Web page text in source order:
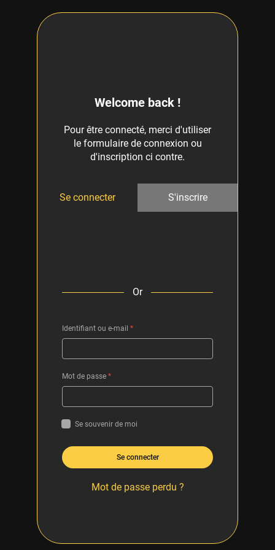
Welcome back !
Pour être connecté, merci d'utiliser
le formulaire de connexion ou
d'inscription ci contre.
Se connecter S'inscrire
Or
Identifiant ou e-mail *
Mot de passe *
Se souvenir de moi
Se connecter
Mot de passe perdu ?